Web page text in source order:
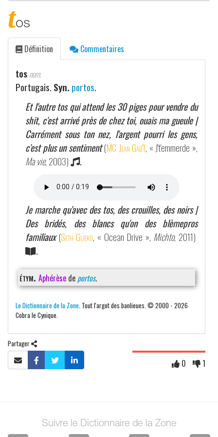
tos
Définition Commentaires
tos nom.
Portugais. Syn. portos.
Et l'autre tos qui attend les 30 piges pour vendre du
shit, c'est arrivé près de chez toi, ouais ma gueule |
Carrément sous ton nez, l'argent pourri les gens,
c'est plus un sentiment (MC Jean Gab'1, « J't'emmerde »,
Ma vie, 2003) .
Je marche qu'avec des tos, des crouilles, des noirs |
Des bridés, des blancs qu'on des blèmepros
familiaux (Seth Gueko, « Ocean Drive », Michto, 2011)
.
étym. Aphérèse de portos.
Le Dictionnaire de la Zone . Tout l'argot des banlieues. © 2000 - 2026
Cobra le Cynique.
Partager
0 1
Suivre le Dictionnaire de la Zone